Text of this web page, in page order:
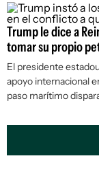
Trump le dice a
tomar su propio
El presidente
apoyo internacional
paso marítimo